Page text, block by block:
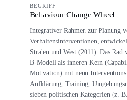
BEGRIFF
Behaviour Change Wheel
Integrativer Rahmen zur Planung
Verhaltensinterventionen,
Stralen und West (2011). Das Rad
B-Modell als inneren Kern
Motivation) mit neun
Aufklärung, Training,
sieben politischen Kategorien (z.